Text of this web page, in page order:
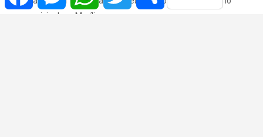
municipal em Marília